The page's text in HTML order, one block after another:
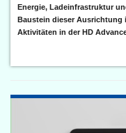
Energie, Ladeinfrastruktur
Baustein dieser
Aktivitäten in der HD